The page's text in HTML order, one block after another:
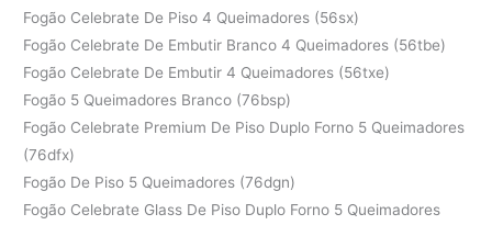
Fogão Celebrate De Piso 4 Queimadores (56sx)
Fogão Celebrate De Embutir Branco 4 Queimadores (56tbe)
Fogão Celebrate De Embutir 4 Queimadores (56txe)
Fogão 5 Queimadores Branco (76bsp)
Fogão Celebrate Premium De Piso Duplo Forno 5 Queimadores
(76dfx)
Fogão De Piso 5 Queimadores (76dgn)
Fogão Celebrate Glass De Piso Duplo Forno 5 Queimadores